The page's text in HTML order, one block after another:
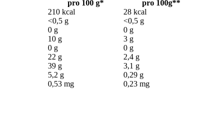
pro 100 g*
pro 100g**
210 kcal
28 kcal
<0,5 g
<0,5 g
0 g
0 g
10 g
3 g
0 g
0 g
22 g
2,4 g
39 g
3,1 g
5,2 g
0,29 g
0,53 mg
0,23 mg